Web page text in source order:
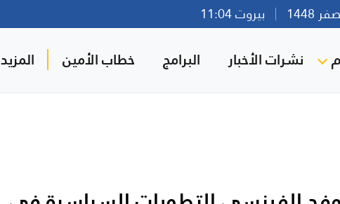
بيروت 11:04
نشرات الأخبار البرامج خطاب الأمين المزيد